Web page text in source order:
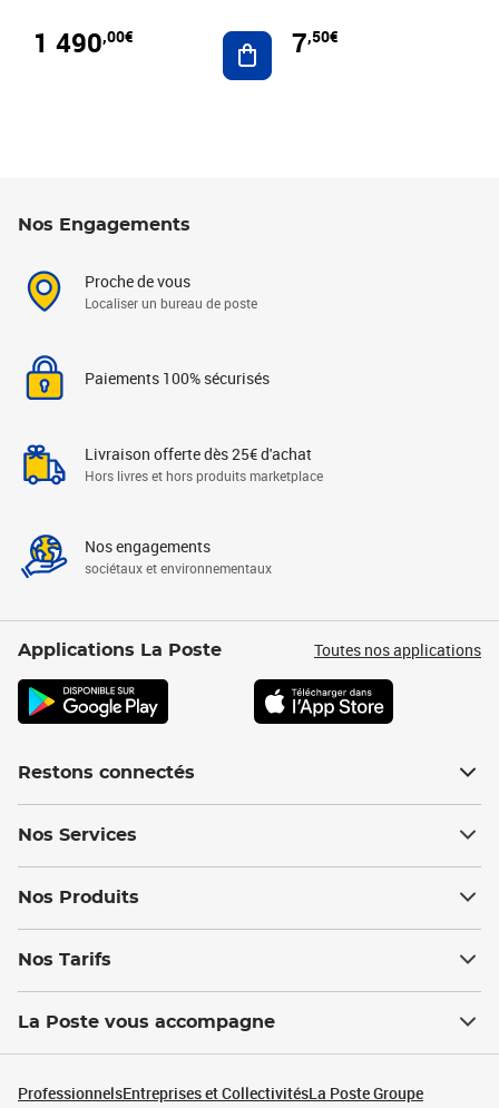
1 490,00€ Ajouter au panier
7,50€
Nos Engagements
Proche de vous
Localiser un bureau de poste
Paiements 100% sécurisés
Livraison offerte dès 25€ d'achat
Hors livres et hors produits marketplace
Nos engagements
sociétaux et environnementaux
Applications La Poste Toutes nos applications
Restons connectés
Nos Services
Nos Produits
Nos Tarifs
La Poste vous accompagne
ProfessionnelsEntreprises et CollectivitésLa Poste Groupe